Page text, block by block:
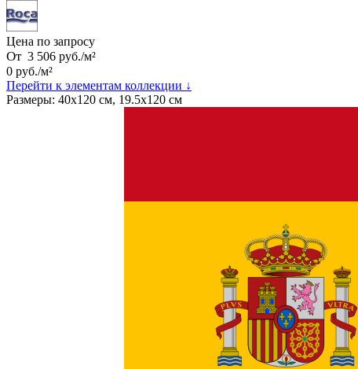
Цена по запросу
От 3 506 руб./м²
0 руб./м²
Перейти к элементам коллекции ↓
Размеры: 40х120 см, 19.5х120 см